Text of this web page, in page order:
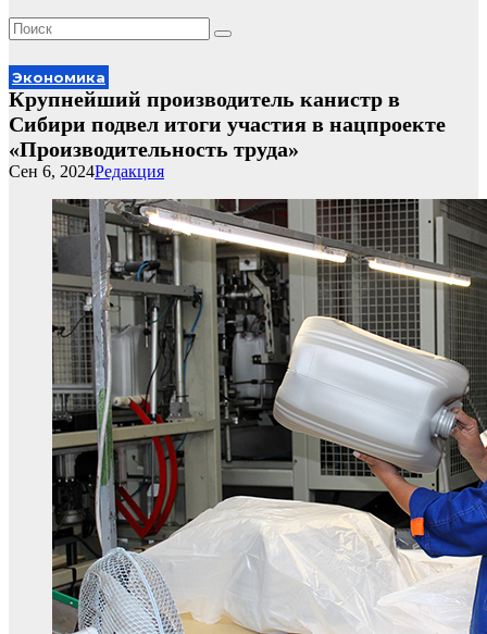
Экономика
Крупнейший производитель канистр в
Сибири подвел итоги участия в нацпроекте
«Производительность труда»
Редакция
Сен 6, 2024